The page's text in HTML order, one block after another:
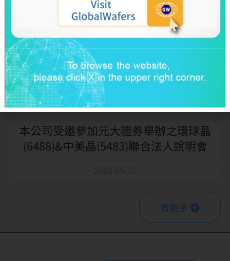
2023-07-25
本公司受邀參加2023 UBS Taiwan
Corporate Day
2023-06-13
本公司受邀參加元大證券舉辦之環球晶
(6488)&中美晶(5483)聯合法人說明會
看更多